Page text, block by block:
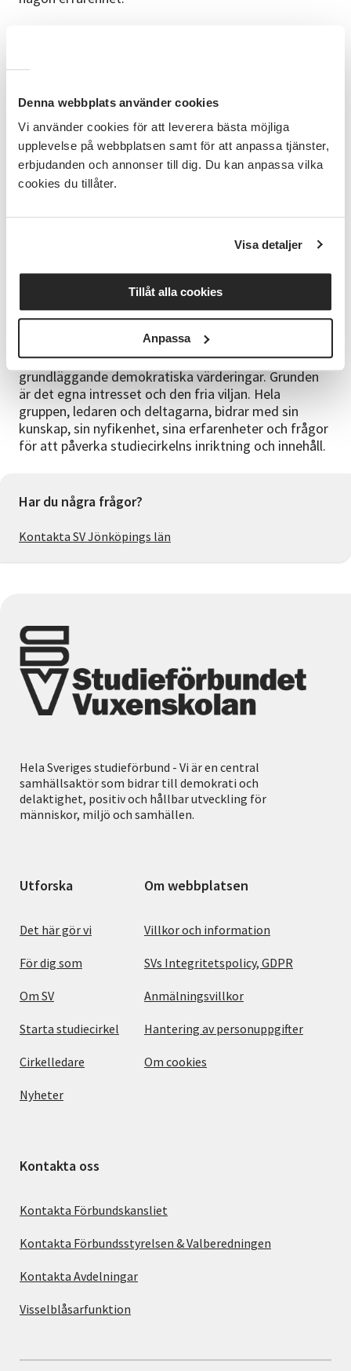
Denna webbplats använder cookies
Vi använder cookies för att leverera bästa möjliga
upplevelse på webbplatsen samt för att anpassa tjänster,
erbjudanden och annonser till dig. Du kan anpassa vilka
cookies du tillåter.
Visa detaljer
Tillåt alla cookies
Anpassa
1/10, 8/10 & 15/10 Kostnad för lera, glasyr och
ledaren med Swish. Kom i oömma kläder, förkläde
finns att låna. Ålder: Från 13 år
Ledare
Svenja Ehret keramiker med många års erfarenhet
Josefsson 0704-31 39 39| E-post
veronica.josefsson@sv.se
SV:s kurser och verksamhet utgår ifrån studiecirkelns
pedagogik. I studiecirkeln förenas lärande och
personlig utveckling, samtidigt som vi ger plats för
grundläggande demokratiska värderingar. Grunden
är det egna intresset och den fria viljan. Hela
gruppen, ledaren och deltagarna, bidrar med sin
kunskap, sin nyfikenhet, sina erfarenheter och frågor
för att påverka studiecirkelns inriktning och innehåll.
Har du några frågor?
Kontakta SV Jönköpings län
Hela Sveriges studieförbund - Vi är en central
samhällsaktör som bidrar till demokrati och
delaktighet, positiv och hållbar utveckling för
människor, miljö och samhällen.
Utforska
Det här gör vi
För dig som
Om SV
Starta studiecirkel
Cirkelledare
Nyheter
Om webbplatsen
Villkor och information
SVs Integritetspolicy, GDPR
Anmälningsvillkor
Hantering av personuppgifter
Om cookies
Kontakta oss
Kontakta Förbundskansliet
Kontakta Förbundsstyrelsen & Valberedningen
Kontakta Avdelningar
Visselblåsarfunktion